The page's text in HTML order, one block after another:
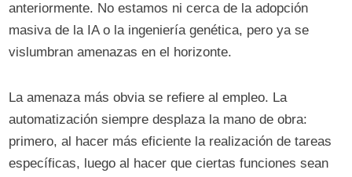
anteriormente. No estamos ni cerca de la adopción
masiva de la IA o la ingeniería genética, pero ya se
vislumbran amenazas en el horizonte.
La amenaza más obvia se refiere al empleo. La
automatización siempre desplaza la mano de obra:
primero, al hacer más eficiente la realización de tareas
específicas, luego al hacer que ciertas funciones sean